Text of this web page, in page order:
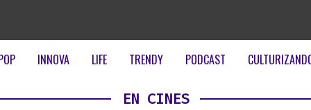
INNOVA LIFE TRENDY PODCAST
EN CINES